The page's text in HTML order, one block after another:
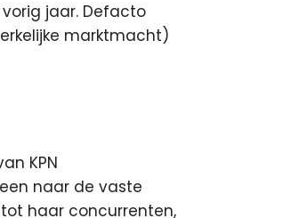
jaar. Defacto
marktmacht)
KPN
naar de vaste
haar concurrenten,